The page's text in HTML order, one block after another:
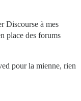
Discourse à mes
place des forums
pour la mienne, rien